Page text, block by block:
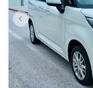
Previous slide